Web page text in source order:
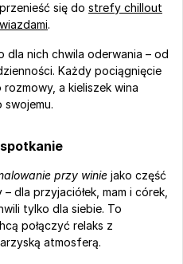
się do strefy chillout
.
dla nich chwila oderwania – od
Każdy pociągnięcie
a kieliszek wina
przy winie jako część
dla przyjaciółek, mam i córek,
tylko dla siebie. To
połączyć relaks z
atmosferą.